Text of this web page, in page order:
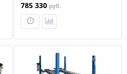
развала Velyen
785 330 руб.